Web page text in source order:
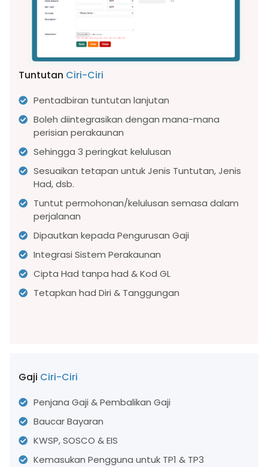
Tuntutan Ciri-Ciri
Pentadbiran tuntutan lanjutan
Boleh diintegrasikan dengan mana-mana
perisian perakaunan
Sehingga 3 peringkat kelulusan
Sesuaikan tetapan untuk Jenis Tuntutan, Jenis
Had, dsb.
Tuntut permohonan/kelulusan semasa dalam
perjalanan
Dipautkan kepada Pengurusan Gaji
Integrasi Sistem Perakaunan
Cipta Had tanpa had & Kod GL
Tetapkan had Diri & Tanggungan
Gaji Ciri-Ciri
Penjana Gaji & Pembalikan Gaji
Baucar Bayaran
KWSP, SOSCO & EIS
Kemasukan Pengguna untuk TP1 & TP3